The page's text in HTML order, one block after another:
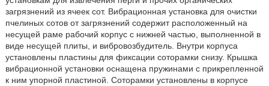
загрязнений из ячеек сот. Вибрационная установка для очистки
пчелиных сотов от загрязнений содержит расположенный на
несущей раме рабочий корпус с нижней частью, выполненной в
виде несущей плиты, и вибровозбудитель. Внутри корпуса
установлены пластины для фиксации соторамки снизу. Крышка
вибрационной установки оснащена пружинами с прикрепленной
к ним упорной пластиной. Соторамки установлены в корпусе